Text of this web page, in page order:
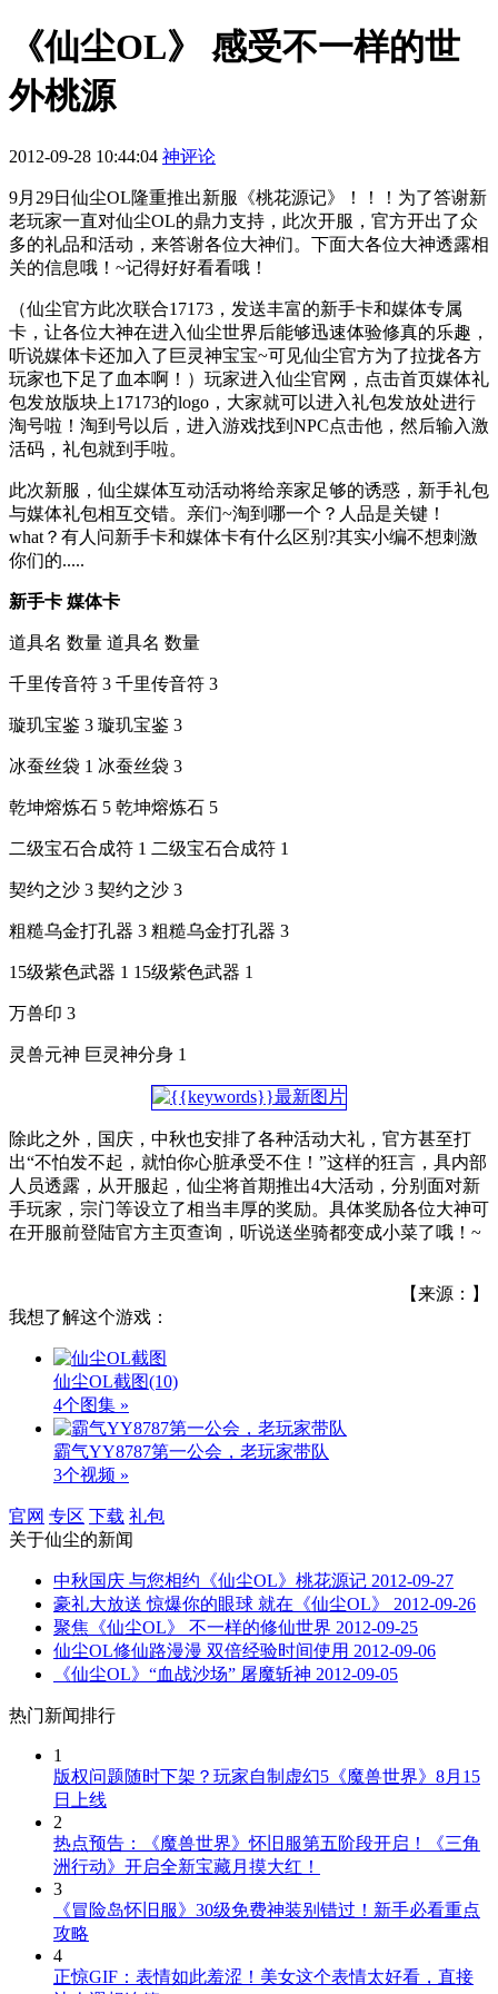
《仙尘OL》 感受不一样的世
外桃源
2012-09-28 10:44:04 神评论
9月29日仙尘OL隆重推出新服《桃花源记》！！！为了答谢新
老玩家一直对仙尘OL的鼎力支持，此次开服，官方开出了众
多的礼品和活动，来答谢各位大神们。下面大各位大神透露相
关的信息哦！~记得好好看看哦！
（仙尘官方此次联合17173，发送丰富的新手卡和媒体专属
卡，让各位大神在进入仙尘世界后能够迅速体验修真的乐趣，
听说媒体卡还加入了巨灵神宝宝~可见仙尘官方为了拉拢各方
玩家也下足了血本啊！）玩家进入仙尘官网，点击首页媒体礼
包发放版块上17173的logo，大家就可以进入礼包发放处进行
淘号啦！淘到号以后，进入游戏找到NPC点击他，然后输入激
活码，礼包就到手啦。
此次新服，仙尘媒体互动活动将给亲家足够的诱惑，新手礼包
与媒体礼包相互交错。亲们~淘到哪一个？人品是关键！
what？有人问新手卡和媒体卡有什么区别?其实小编不想刺激
你们的.....
新手卡 媒体卡
道具名 数量 道具名 数量
千里传音符 3 千里传音符 3
璇玑宝鉴 3 璇玑宝鉴 3
冰蚕丝袋 1 冰蚕丝袋 3
乾坤熔炼石 5 乾坤熔炼石 5
二级宝石合成符 1 二级宝石合成符 1
契约之沙 3 契约之沙 3
粗糙乌金打孔器 3 粗糙乌金打孔器 3
15级紫色武器 1 15级紫色武器 1
万兽印 3
灵兽元神 巨灵神分身 1
除此之外，国庆，中秋也安排了各种活动大礼，官方甚至打
出“不怕发不起，就怕你心脏承受不住！”这样的狂言，具内部
人员透露，从开服起，仙尘将首期推出4大活动，分别面对新
手玩家，宗门等设立了相当丰厚的奖励。具体奖励各位大神可
在开服前登陆官方主页查询，听说送坐骑都变成小菜了哦！~
【来源：】
我想了解这个游戏：
仙尘OL截图(10)
4个图集 »
霸气YY8787第一公会，老玩家带队
3个视频 »
官网 专区 下载 礼包
关于仙尘的新闻
中秋国庆 与您相约《仙尘OL》桃花源记 2012-09-27
豪礼大放送 惊爆你的眼球 就在《仙尘OL》
2012-09-26
聚焦《仙尘OL》 不一样的修仙世界 2012-09-25
仙尘OL修仙路漫漫 双倍经验时间使用 2012-09-06
《仙尘OL》“血战沙场” 屠魔斩神 2012-09-05
热门新闻排行
1
版权问题随时下架？玩家自制虚幻5《魔兽世界》8月15
日上线
2
热点预告：《魔兽世界》怀旧服第五阶段开启！《三角
洲行动》开启全新宝藏月摸大红！
3
《冒险岛怀旧服》30级免费神装别错过！新手必看重点
攻略
4
正惊GIF：表情如此羞涩！美女这个表情太好看，直接